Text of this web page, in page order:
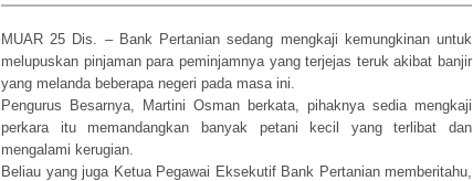
MUAR 25 Dis. – Bank Pertanian sedang mengkaji kemungkinan untuk
melupuskan pinjaman para peminjamnya yang terjejas teruk akibat banjir
yang melanda beberapa negeri pada masa ini.
Pengurus Besarnya, Martini Osman berkata, pihaknya sedia mengkaji
perkara itu memandangkan banyak petani kecil yang terlibat dan
mengalami kerugian.
Beliau yang juga Ketua Pegawai Eksekutif Bank Pertanian memberitahu,